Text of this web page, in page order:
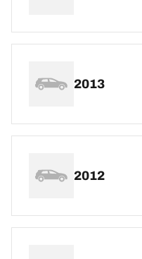
2013
2012